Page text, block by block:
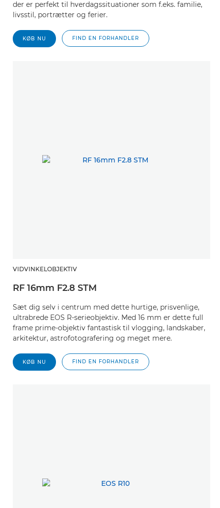
der er perfekt til hverdagssituationer som f.eks. familie,
livsstil, portrætter og ferier.
KØB NU FIND EN FORHANDLER
VIDVINKELOBJEKTIV
RF 16mm F2.8 STM
Sæt dig selv i centrum med dette hurtige, prisvenlige,
ultrabrede EOS R-serieobjektiv. Med 16 mm er dette full
frame prime-objektiv fantastisk til vlogging, landskaber,
arkitektur, astrofotografering og meget mere.
KØB NU FIND EN FORHANDLER